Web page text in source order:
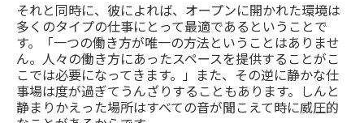
それと同時に、彼によれば、オープンに開かれた環境は
多くのタイプの仕事にとって最適であるということで
す。「一つの働き方が唯一の方法ということはありませ
ん。人々の働き方にあったスペースを提供することがこ
こでは必要になってきます。」また、その逆に静かな仕
事場は度が過ぎてうんざりすることもあります。しんと
静まりかえった場所はすべての音が聞こえて時に威圧的